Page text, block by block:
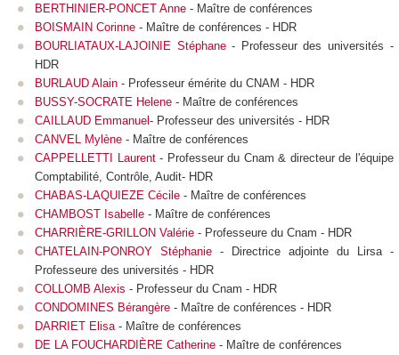
BERTHINIER-PONCET Anne - Maître de conférences
BOISMAIN Corinne - Maître de conférences - HDR
BOURLIATAUX-LAJOINIE Stéphane- Professeur des universités -
HDR
BURLAUD Alain - Professeur émérite du CNAM - HDR
BUSSY-SOCRATE Helene - Maître de conférences
CAILLAUD Emmanuel - Professeur des universités - HDR
CANVEL Mylène - Maître de conférences
CAPPELLETTI Laurent- Professeur du Cnam & directeur de l'équipe
Comptabilité, Contrôle, Audit- HDR
CHABAS-LAQUIEZE Cécile - Maître de conférences
CHAMBOST Isabelle - Maître de conférences
CHARRIÈRE-GRILLON Valérie - Professeure du Cnam - HDR
CHATELAIN-PONROY Stéphanie- Directrice adjointe du Lirsa -
Professeure des universités - HDR
COLLOMB Alexis - Professeur du Cnam - HDR
CONDOMINES Bérangère - Maître de conférences - HDR
DARRIET Elisa - Maître de conférences
DE LA FOUCHARDIÈRE Catherine - Maître de conférences